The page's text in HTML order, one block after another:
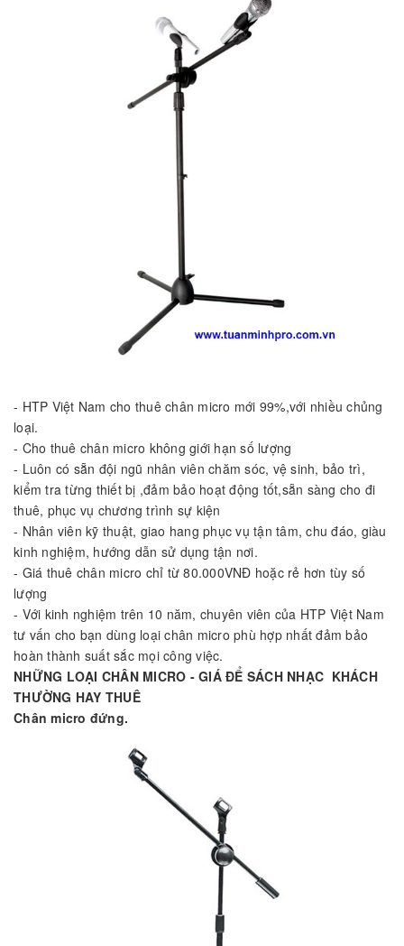
- HTP Việt Nam cho thuê chân micro mới 99%,với nhiều chủng
loại.
- Cho thuê chân micro không giới hạn số lượng
- Luôn có sẵn đội ngũ nhân viên chăm sóc, vệ sinh, bảo trì,
kiểm tra từng thiết bị ,đảm bảo hoạt động tốt,sẵn sàng cho đi
thuê, phục vụ chương trình sự kiện
- Nhân viên kỹ thuật, giao hang phục vụ tận tâm, chu đáo, giàu
kinh nghiệm, hướng dẫn sử dụng tận nơi.
- Giá thuê chân micro chỉ từ 80.000VNĐ hoặc rẻ hơn tùy số
lượng
- Với kinh nghiệm trên 10 năm, chuyên viên của HTP Việt Nam
tư vấn cho bạn dùng loại chân micro phù hợp nhất đảm bảo
hoàn thành suất sắc mọi công việc.
NHỮNG LOẠI CHÂN MICRO - GIÁ ĐỂ SÁCH NHẠC KHÁCH
THƯỜNG HAY THUÊ
Chân micro đứng.